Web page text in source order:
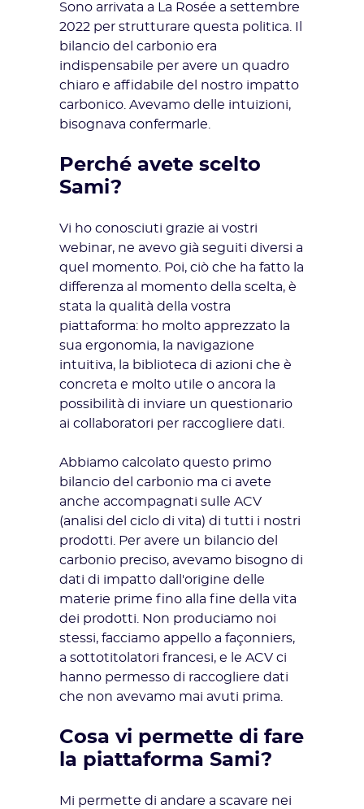
Sono arrivata a La Rosée a settembre
2022 per strutturare questa politica. Il
bilancio del carbonio era
indispensabile per avere un quadro
chiaro e affidabile del nostro impatto
carbonico. Avevamo delle intuizioni,
bisognava confermarle.
Perché avete scelto
Sami?
Vi ho conosciuti grazie ai vostri
webinar, ne avevo già seguiti diversi a
quel momento. Poi, ciò che ha fatto la
differenza al momento della scelta, è
stata la qualità della vostra
piattaforma: ho molto apprezzato la
sua ergonomia, la navigazione
intuitiva, la biblioteca di azioni che è
concreta e molto utile o ancora la
possibilità di inviare un questionario
ai collaboratori per raccogliere dati.
Abbiamo calcolato questo primo
bilancio del carbonio ma ci avete
anche accompagnati sulle ACV
(analisi del ciclo di vita) di tutti i nostri
prodotti. Per avere un bilancio del
carbonio preciso, avevamo bisogno di
dati di impatto dall'origine delle
materie prime fino alla fine della vita
dei prodotti. Non produciamo noi
stessi, facciamo appello a façonniers,
a sottotitolatori francesi, e le ACV ci
hanno permesso di raccogliere dati
che non avevamo mai avuti prima.
Cosa vi permette di fare
la piattaforma Sami?
Mi permette di andare a scavare nei